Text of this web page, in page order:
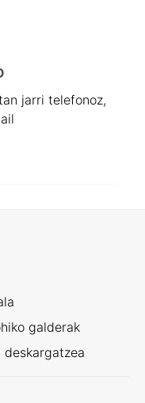
jarri telefonoz,
galderak